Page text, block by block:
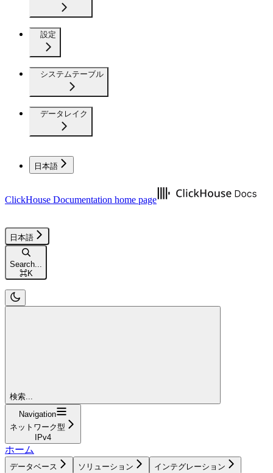
設定
システムテーブル
データレイク
日本語
ClickHouse Documentation home page
日本語
Search...
⌘K
検索...
Navigation
ネットワーク型
IPv4
ホーム
データベース ソリューション インテグレーション